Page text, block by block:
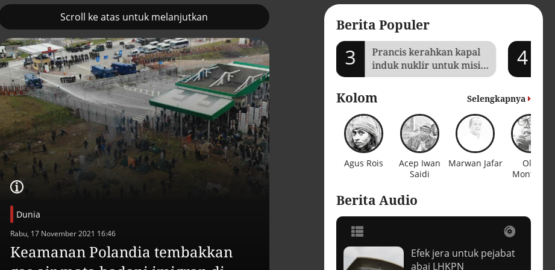
Scroll ke atas untuk melanjutkan
Dunia
Rabu, 17 November 2021 16:46
Keamanan Polandia tembakkan
Berita Populer
1
Pemulihan ekonomi Aceh
terus diakselerasi
2
Tambahan TKD
menggerakkan 42
kegiatan di
Lhokseumawe
3
Prancis kerahkan kapal
induk nuklir untuk misi
Selat Hormuz
4
Kolom Selengkapnya
Agus Rois
Acep Iwan
Saidi
Marwan Jafar
Olin
Monteiro
Berita Audio
Efek jera untuk pejabat
Efek jera untuk pejabat
abai LHKPN